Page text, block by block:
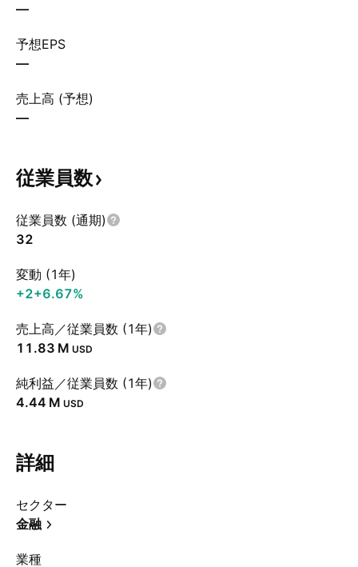
—
予想EPS
—
売上高 (予想)
—
従業員数
従業員数 (通期)
32
変動 (1年)
+2+6.67%
売上高／従業員数 (1年)
‪11.83 M‬ USD
純利益／従業員数 (1年)
‪4.44 M‬ USD
詳細
セクター
金融
業種